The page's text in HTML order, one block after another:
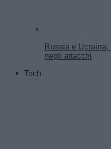
Russia e
negli attacchi
Tech